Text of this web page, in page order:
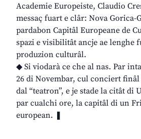
Academie Europeiste, Claudio
messaç fuart e clâr: Nova Gorica-
pardabon Capitâl Europeane de
spazi e visibilitât ancje ae lenghe
produzion culturâl.
◆ Si viodarà ce che al nas. Par
26 di Novembar, cul conciert
dal “teatron”, e je stade la citât di
par cualchi ore, la capitâl di un
european. ❚